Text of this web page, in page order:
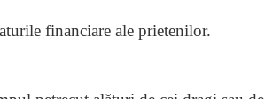
financiare ale prietenilor.